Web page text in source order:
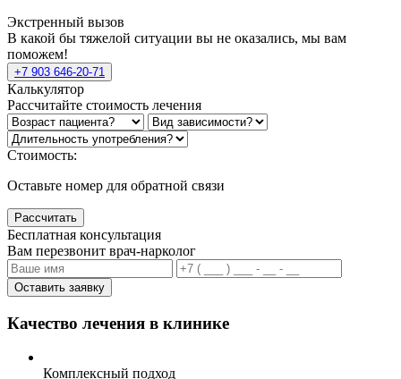
Экстренный вызов
В какой бы тяжелой ситуации вы не оказались, мы вам
поможем!
+7 903 646-20-71
Калькулятор
Рассчитайте стоимость лечения
Стоимость:
Оставьте номер для обратной связи
Рассчитать
Бесплатная консультация
Вам перезвонит врач-нарколог
Оставить заявку
Качество лечения в клинике
Комплексный подход